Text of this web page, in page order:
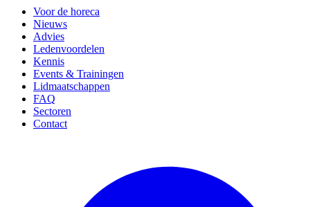
Voor de horeca
Nieuws
Advies
Ledenvoordelen
Kennis
Events & Trainingen
Lidmaatschappen
FAQ
Sectoren
Contact